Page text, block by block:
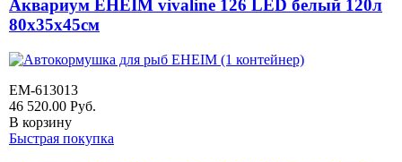
Аквариум EHEIM vivaline 126 LED белый 120л
80x35x45см
EM-613013
46 520.00 Руб.
В корзину
Быстрая покупка